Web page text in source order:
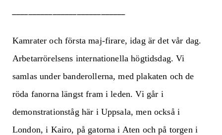
Kamrater och första maj-firare, idag är det vår dag.
Arbetarrörelsens internationella högtidsdag. Vi
samlas under banderollerna, med plakaten och de
röda fanorna längst fram i leden. Vi går i
demonstrationståg här i Uppsala, men också i
London, i Kairo, på gatorna i Aten och på torgen i